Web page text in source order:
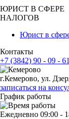
ЮРИСТ В СФЕРЕ
НАЛОГОВ
Юрист в
Контакты
+7 (3842) 90 - 09 - 61
г.Кемерово, ул.
записаться на
График работы
Ежедневно 09:00 -